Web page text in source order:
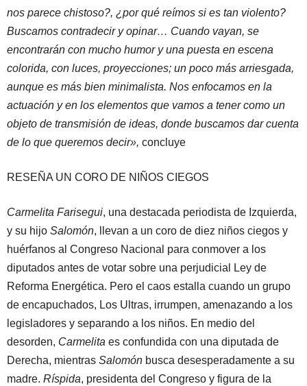
nos parece chistoso?, ¿por qué reímos si es tan violento?
Buscamos contradecir y opinar… Cuando vayan, se
encontrarán con mucho humor y una puesta en escena
colorida, con luces, proyecciones; un poco más arriesgada,
aunque es más bien minimalista. Nos enfocamos en la
actuación y en los elementos que vamos a tener como un
objeto de transmisión de ideas, donde buscamos dar cuenta
de lo que queremos decir», concluye
RESEÑA UN CORO DE NIÑOS CIEGOS
Carmelita Farisegui, una destacada periodista de Izquierda,
y su hijo Salomón, llevan a un coro de diez niños ciegos y
huérfanos al Congreso Nacional para conmover a los
diputados antes de votar sobre una perjudicial Ley de
Reforma Energética. Pero el caos estalla cuando un grupo
de encapuchados, Los Ultras, irrumpen, amenazando a los
legisladores y separando a los niños. En medio del
desorden, Carmelita es confundida con una diputada de
Derecha, mientras Salomón busca desesperadamente a su
madre. Ríspida, presidenta del Congreso y figura de la